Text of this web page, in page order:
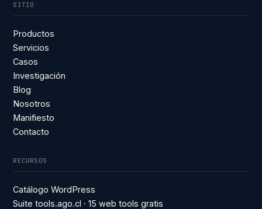
SITIO
Productos
Servicios
Casos
Investigación
Blog
Nosotros
Manifiesto
Contacto
RECURSOS
Catálogo WordPress
Suite tools.ago.cl · 15 web tools gratis